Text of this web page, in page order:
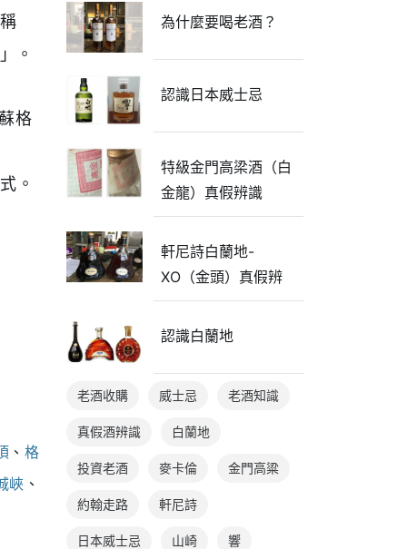
。
格
。
、 格
峽 、
為什麼要喝老酒？
認識日本威士忌
特級金門高梁酒（白
金龍）真假辨識
軒尼詩白蘭地-
XO（金頭）真假辨
識
認識白蘭地
老酒收購 威士忌 老酒知識
真假酒辨識 白蘭地
投資老酒 麥卡倫 金門高粱
約翰走路 軒尼詩
日本威士忌 山崎 響